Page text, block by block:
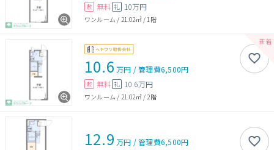
敷 無料 礼 10万円
ワンルーム / 21.02㎡/1階
10.6 万円 /管理費6,500円
敷 無料 礼 10.6万円
ワンルーム / 21.02㎡/2階
12.9 万円 /管理費6,500円